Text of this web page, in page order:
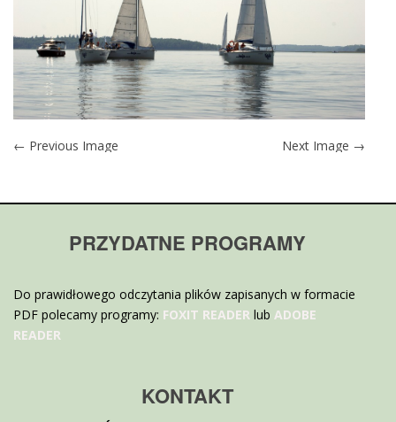
← Previous Image Next Image →
PRZYDATNE PROGRAMY
Do prawidłowego odczytania plików zapisanych w formacie
PDF polecamy programy: FOXIT READER lub ADOBE
READER
KONTAKT